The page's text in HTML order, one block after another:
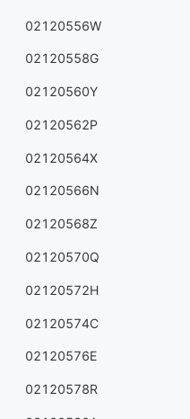
02120556W
02120558G
02120560Y
02120562P
02120564X
02120566N
02120568Z
02120570Q
02120572H
02120574C
02120576E
02120578R